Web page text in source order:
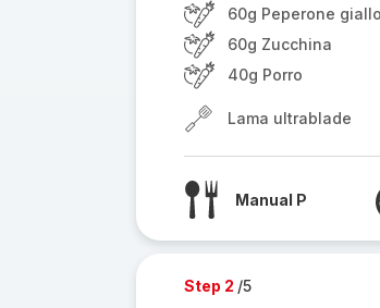
60g Peperone giallo
60g Zucchina
40g Porro
Lama ultrablade
Manual P
Step 2 /5